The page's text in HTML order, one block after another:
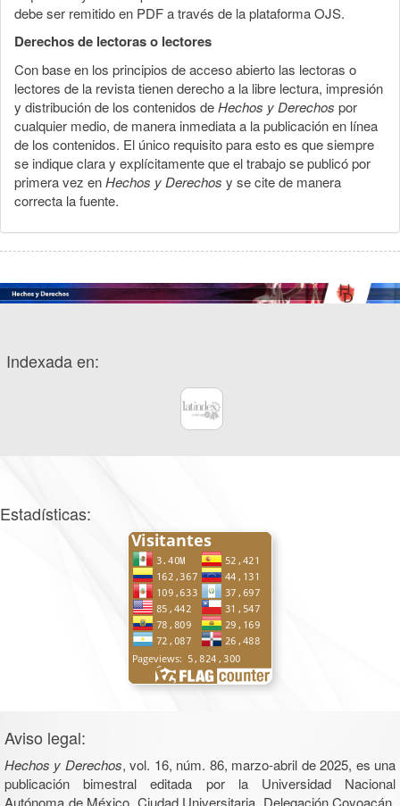
debe ser remitido en PDF a través de la plataforma OJS.
Derechos de lectoras o lectores
Con base en los principios de acceso abierto las lectoras o
lectores de la revista tienen derecho a la libre lectura, impresión
y distribución de los contenidos deHechos y Derechos por
cualquier medio, de manera inmediata a la publicación en línea
de los contenidos. El único requisito para esto es que siempre
se indique clara y explícitamente que el trabajo se publicó por
primera vez enHechos y Derechos y se cite de manera
correcta la fuente.
Indexada en:
Estadísticas:
Aviso legal:
Hechos y Derechos, vol. 16, núm. 86, marzo-abril de 2025, es una
publicación bimestral editada por la Universidad Nacional